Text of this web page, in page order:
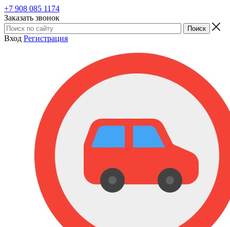
+7 908 085 1174
Заказать звонок
Вход Регистрация